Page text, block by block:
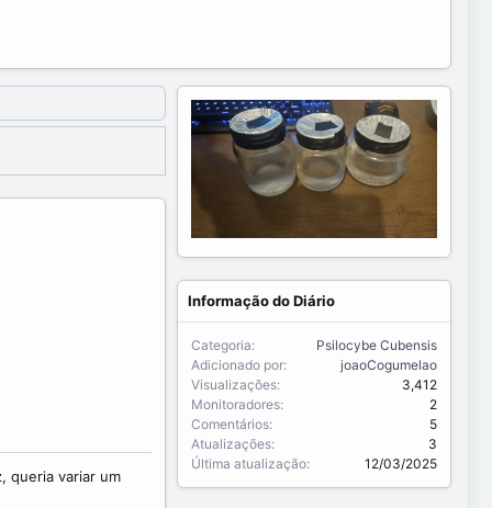
queria variar um
Informação do Diário
Categoria
Psilocybe Cubensis
Adicionado por
joaoCogumelao
Visualizações
3,412
Monitoradores
2
Comentários
5
Atualizações
3
Última atualização
12/03/2025